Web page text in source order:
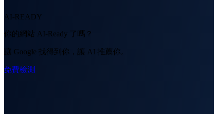
AI-READY
你的網站 AI-Ready 了嗎？
讓 Google 找得到你，讓 AI 推薦你。
免費檢測